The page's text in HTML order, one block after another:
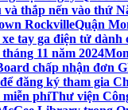
thắp nến vào thứ
RockvilleQuận
tay ga điện tử
11 năm 2024
chấp nhận đơn
đăng ký tham gia
miễn phíThư viện